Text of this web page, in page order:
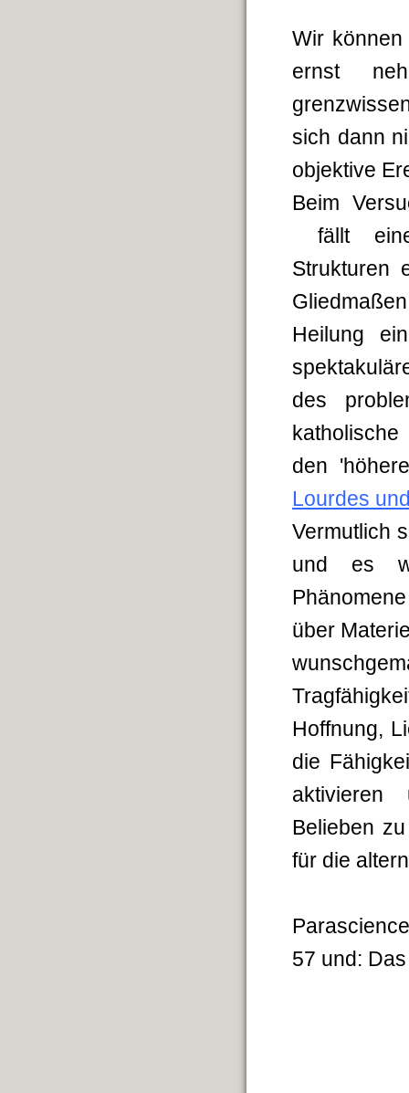
Wir
ernst
sich dann
objektive
Beim
fällt
Strukturen
Heilung
des
den
Lourdes
Vermutlich
und es
über
Hoffnung,
die
aktivieren
Belieben
für die
57 und: